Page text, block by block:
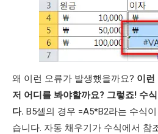
왜 이런 오류가 발생했을까요? 이런
저 어디를 봐야할까요? 그렇죠! 수
다. B5셀의 경우 =A5*B2라는 수식
습니다. 자동 채우기가 수식에서 참